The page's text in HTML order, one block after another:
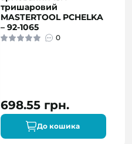
тришаровий
MASTERTOOL PCHELKA
– 92-1065
0
698.55 грн.
До кошика